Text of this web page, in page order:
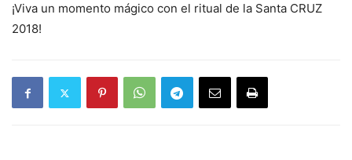
¡Viva un momento mágico con el ritual de la Santa CRUZ
2018!